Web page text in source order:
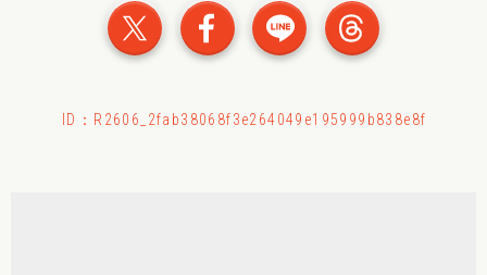
おみくじの結果をXでシェア
おみくじの結果を
おみくじの結
ID：R2606_2fab38068f3e264049e195999b838e8f